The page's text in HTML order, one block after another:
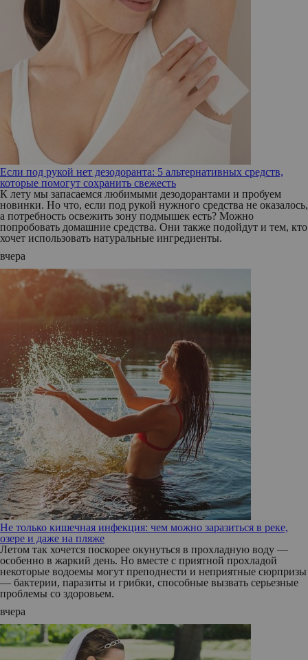
Если под рукой нет дезодоранта: 5 альтернативных средств,
которые помогут сохранить свежесть
К лету мы запасаемся любимыми дезодорантами и пробуем
новинки. Но что, если под рукой нужного средства не оказалось,
а потребность освежить зону подмышек есть? Можно
попробовать домашние средства. Они также подойдут и тем, кто
хочет использовать натуральные ингредиенты.
вчера
Не только кишечная инфекция: чем можно заразиться в реке,
озере и даже на пляже
Летом так хочется поскорее окунуться в прохладную воду —
особенно в жаркий день. Но вместе с приятной прохладой
некоторые водоемы могут преподнести и неприятные сюрпризы
— бактерии, паразиты и грибки, способные вызвать серьезные
проблемы со здоровьем.
вчера